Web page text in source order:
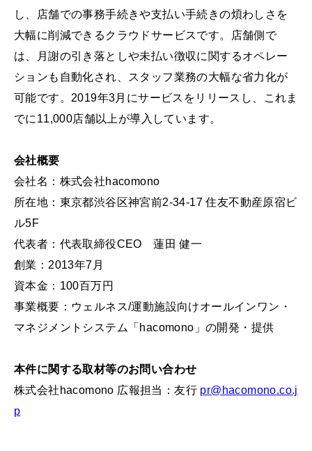
し、店舗での事務手続きや支払い手続きの煩わしさを
大幅に削減できるクラウドサービスです。店舗側で
は、月謝の引き落としや未払い徴収に関するオペレー
ションも自動化され、スタッフ業務の大幅な省力化が
可能です。2019年3月にサービスをリリースし、これま
でに11,000店舗以上が導入しています。
会社概要
会社名：株式会社hacomono
所在地：東京都渋谷区神宮前2-34-17 住友不動産原宿ビ
ル5F
代表者：代表取締役CEO 蓮田 健一
創業：2013年7月
資本金：100百万円
事業概要：ウェルネス/運動施設向けオールインワン・
マネジメントシステム「hacomono」の開発・提供
本件に関する取材等のお問い合わせ
株式会社hacomono 広報担当：友行 pr@hacomono.co.j
p